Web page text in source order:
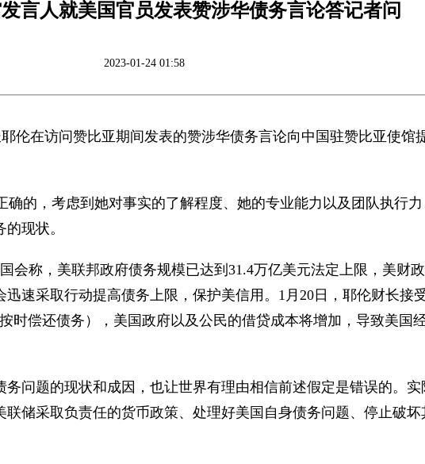
言人就美国官员发表赞涉华债务言论答记者问
2023-01-24 01:58
在访问赞比亚期间发表的赞涉华债务言论向中国驻赞比亚使馆
的，考虑到她对事实的了解程度、她的专业能力以及团队执行力
现状。
会称，美联邦政府债务规模已达到31.4万亿美元法定上限，美财
速采取行动提高债务上限，保护美信用。1月20日，耶伦财长接
时偿还债务），美国政府以及公民的借贷成本将增加，导致美国
问题的现状和成因，也让世界有理由相信前述假定是错误的。
储采取负责任的货币政策、处理好美国自身债务问题、停止破